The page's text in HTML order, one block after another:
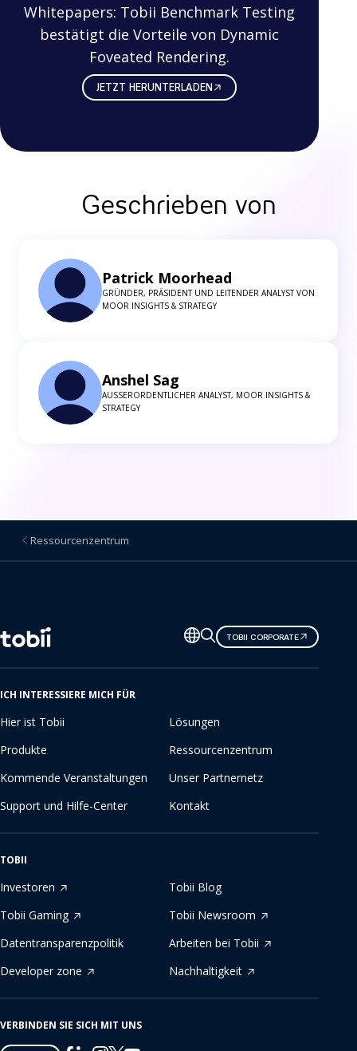
Whitepapers: Tobii Benchmark Testing
bestätigt die Vorteile von Dynamic
Foveated Rendering.
JETZT HERUNTERLADEN
Geschrieben von
Patrick Moorhead
GRÜNDER, PRÄSIDENT UND LEITENDER ANALYST VON
MOOR INSIGHTS & STRATEGY
Anshel Sag
AUSSERORDENTLICHER ANALYST, MOOR INSIGHTS & S
TRATEGY
Ressourcenzentrum
Sprache
ändern
TOBII CORPORATE
ICH INTERESSIERE MICH FÜR
Hier ist Tobii
Lösungen
Produkte
Ressourcenzentrum
Kommende Veranstaltungen
Unser Partnernetz
Support und Hilfe-Center
Kontakt
TOBII
Investoren
Tobii Blog
Tobii Gaming
Tobii Newsroom
Datentransparenzpolitik
Arbeiten bei Tobii
Developer zone
Nachhaltigkeit
VERBINDEN SIE SICH MIT UNS